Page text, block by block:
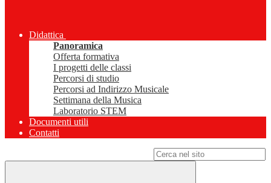
Didattica
Panoramica
Offerta formativa
I progetti delle classi
Percorsi di studio
Percorsi ad Indirizzo Musicale
Settimana della Musica
Laboratorio STEM
Documenti utili
Contatti